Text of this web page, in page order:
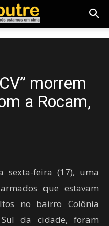
morrem
a Rocam,
sexta-feira (17), uma
que estavam
no bairro Colônia
da cidade, foram